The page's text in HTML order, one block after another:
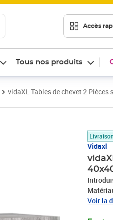
Accès
Tous nos produits
vidaXL Tables de chevet 2
Vidaxl
surface
Voir la
Prix
Prix